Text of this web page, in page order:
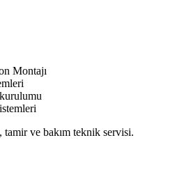
Montajı
ve bakım teknik servisi.